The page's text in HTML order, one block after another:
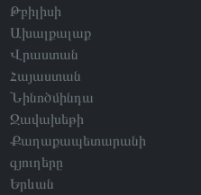
Թբիլիսի
Ախալքալաք
Վրաստան
Հայաստան
Նինոծմինդա
Ջավախեթի
Քաղաքապետարանի
գյուղերը
Երևան